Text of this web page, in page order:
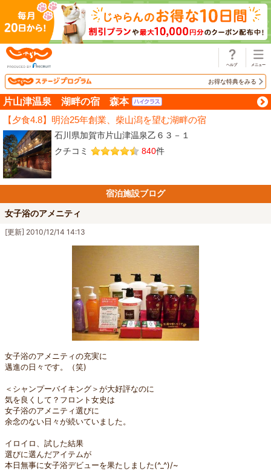
お得な特典をみる
片山津温泉 湖畔の宿 森本
【夕食4.8】明治25年創業、柴山潟を望む湖畔の宿
石川県加賀市片山津温泉乙６３－１
クチコミ
840件
宿泊施設ブログ
女子浴のアメニティ
[更新] 2010/12/14 14:13
女子浴のアメニティの充実に
邁進の日々です。（笑)
＜シャンプーバイキング＞が大好評なのに
気を良くして？フロント女史は
女子浴のアメニティ選びに
余念のない日々が続いていました。
イロイロ、試した結果
選びに選んだアイテムが
本日無事に女子浴デビューを果たしました(^_^)/~